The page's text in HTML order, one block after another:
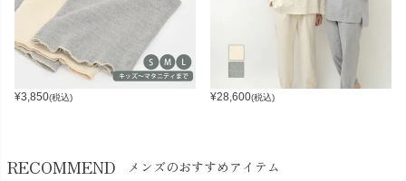
¥3,850(税込) ¥28,600(税込)
RECOMMEND メンズのおすすめアイテム